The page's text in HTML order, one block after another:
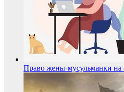
Право жены-мусульманки на